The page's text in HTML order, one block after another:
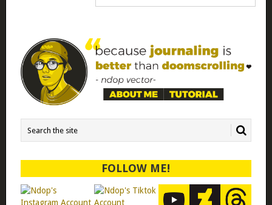
FOLLOW ME!